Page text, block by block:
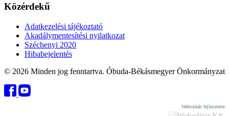
Közérdekű
Adatkezelési tájékoztató
Akadálymentesítési nyilatkozat
Széchenyi 2020
Hibabejelentés
© 2026 Minden jog fenntartva. Óbuda-Békásmegyer Önkormányzat
Weboldalt fejlesztette